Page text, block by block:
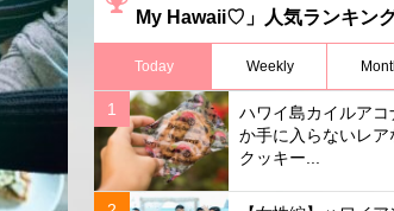
My Hawaii♡」人気ランキン
Today Weekly
ハワイ島カイルアコ
か手に入らないレア
クッキー...